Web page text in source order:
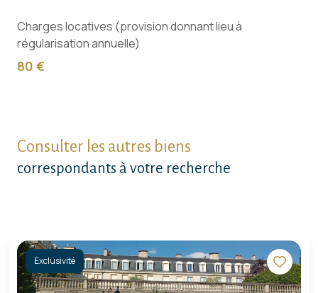
Charges locatives (provision donnant lieu à
régularisation annuelle)
80 €
Consulter les autres biens
correspondants à votre recherche
Exclusivité